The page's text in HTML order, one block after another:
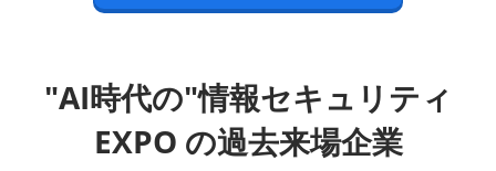
"AI時代の"情報セキュリティ
EXPO の過去来場企業